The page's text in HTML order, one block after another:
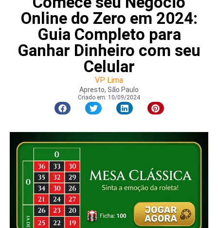
Online do Zero em 2024:
Guia Completo para
Ganhar Dinheiro com seu
Celular
VP Lima
Apresto, São Paulo
Criado em: 10/09/2024